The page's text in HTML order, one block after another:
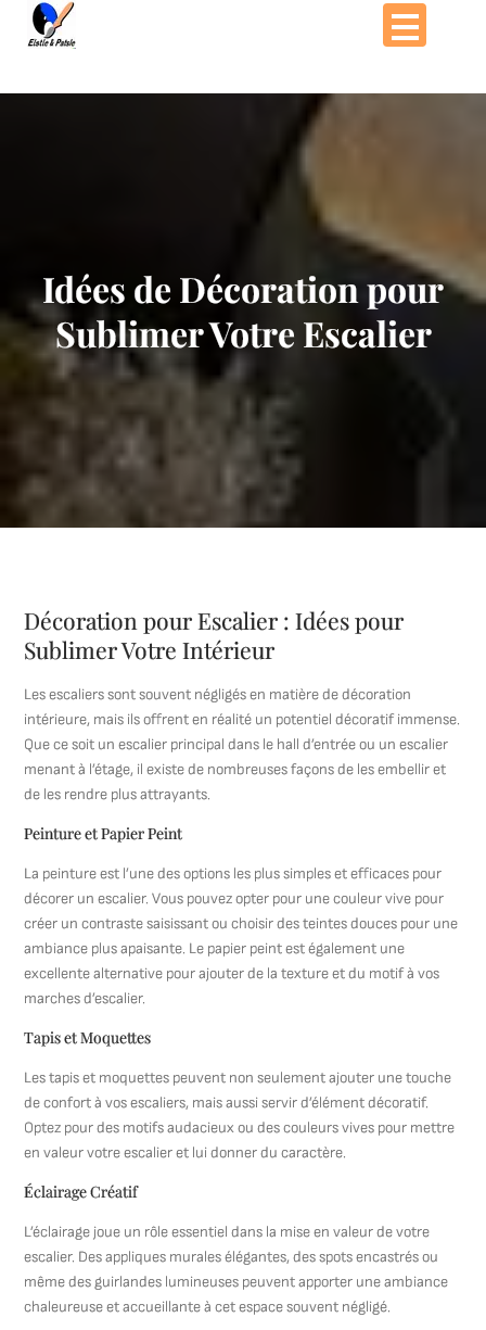
Passer
Idées de Décoration pour
Sublimer Votre Escalier
Décoration pour Escalier : Idées pour
Sublimer Votre Intérieur
Les escaliers sont souvent négligés en matière de décoration
intérieure, mais ils offrent en réalité un potentiel décoratif immense.
Que ce soit un escalier principal dans le hall d’entrée ou un escalier
menant à l’étage, il existe de nombreuses façons de les embellir et
de les rendre plus attrayants.
Peinture et Papier Peint
La peinture est l’une des options les plus simples et efficaces pour
décorer un escalier. Vous pouvez opter pour une couleur vive pour
créer un contraste saisissant ou choisir des teintes douces pour une
ambiance plus apaisante. Le papier peint est également une
excellente alternative pour ajouter de la texture et du motif à vos
marches d’escalier.
Tapis et Moquettes
Les tapis et moquettes peuvent non seulement ajouter une touche
de confort à vos escaliers, mais aussi servir d’élément décoratif.
Optez pour des motifs audacieux ou des couleurs vives pour mettre
en valeur votre escalier et lui donner du caractère.
Éclairage Créatif
L’éclairage joue un rôle essentiel dans la mise en valeur de votre
escalier. Des appliques murales élégantes, des spots encastrés ou
même des guirlandes lumineuses peuvent apporter une ambiance
chaleureuse et accueillante à cet espace souvent négligé.